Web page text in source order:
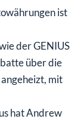
ist
der GENIUS
über die
mit
hat Andrew